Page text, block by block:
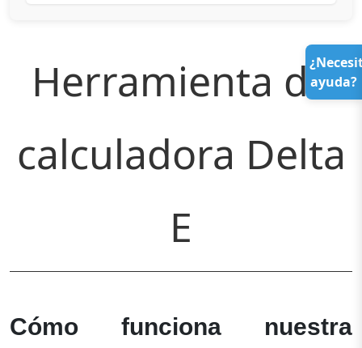
Herramienta de
calculadora Delta
E
Cómo funciona nuestra
ayuda?